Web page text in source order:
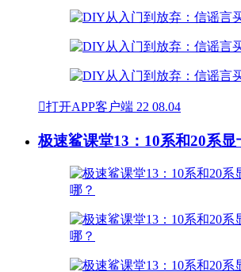
打开APP客户端 22 08.04
极速鲨课堂13：10系和20系显